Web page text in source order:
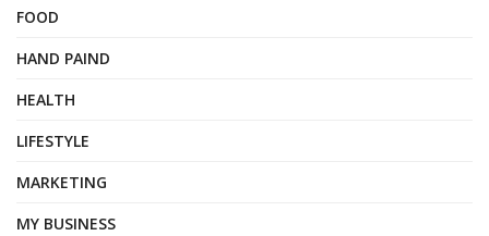
FOOD
HAND PAIND
HEALTH
LIFESTYLE
MARKETING
MY BUSINESS